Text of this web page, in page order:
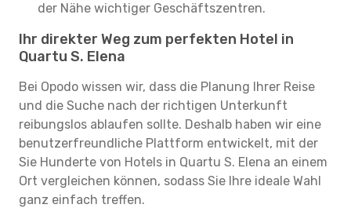
der Nähe wichtiger Geschäftszentren.
Ihr direkter Weg zum perfekten Hotel in
Quartu S. Elena
Bei Opodo wissen wir, dass die Planung Ihrer Reise
und die Suche nach der richtigen Unterkunft
reibungslos ablaufen sollte. Deshalb haben wir eine
benutzerfreundliche Plattform entwickelt, mit der
Sie Hunderte von Hotels in Quartu S. Elena an einem
Ort vergleichen können, sodass Sie Ihre ideale Wahl
ganz einfach treffen.